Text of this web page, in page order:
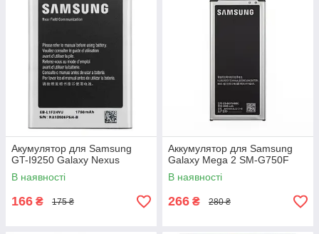
Акумулятор для Samsung
GT-I9250 Galaxy Nexus
В наявності
166 ₴ 175 ₴
Аккумулятор для Samsung
Galaxy Mega 2 SM-G750F
В наявності
266 ₴ 280 ₴